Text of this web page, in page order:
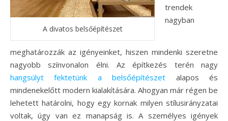
A divatos belsőépítészet
trendek
nagyban
meghatározzák az igényeinket, hiszen mindenki szeretne
nagyobb színvonalon élni. Az építkezés terén nagy
hangsúlyt fektetünk a belsőépítészet alapos és
mindenekelőtt modern kialakítására. Ahogyan már régen be
lehetett határolni, hogy egy kornak milyen stílusirányzatai
voltak, úgy van ez manapság is. A személyes igények